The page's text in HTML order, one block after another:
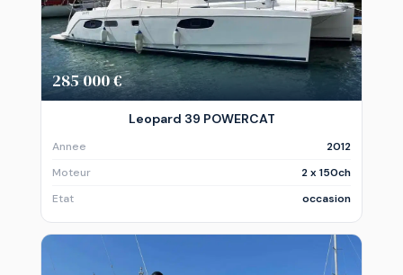
285 000 €
Leopard 39 POWERCAT
Annee
2012
Moteur
2 x 150ch
Etat
occasion